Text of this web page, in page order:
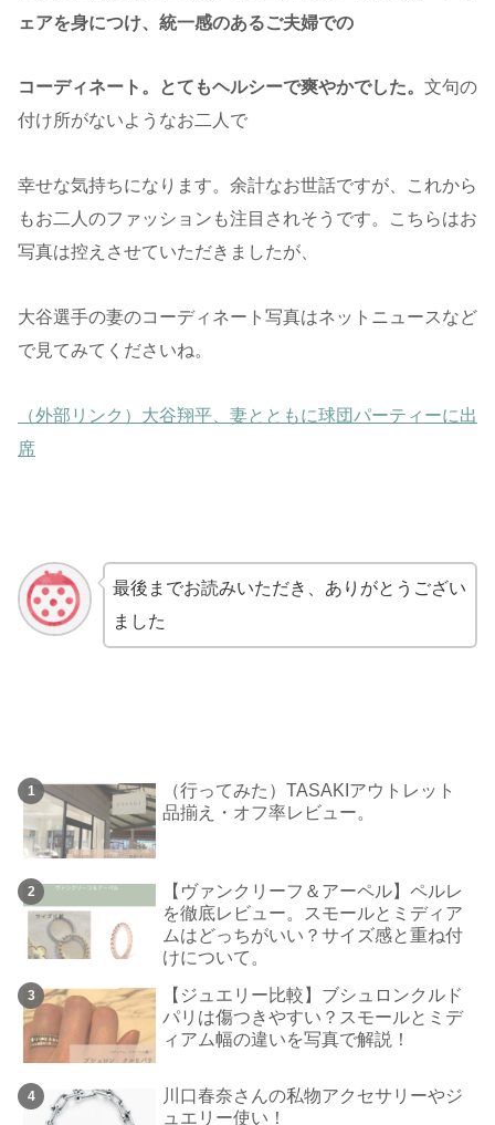
ェアを身につけ、統一感のあるご夫婦での
コーディネート。とてもヘルシーで爽やかでした。 文句の
付け所がないようなお二人で
幸せな気持ちになります。余計なお世話ですが、これから
もお二人のファッションも注目されそうです。こちらはお
写真は控えさせていただきましたが、
大谷選手の妻のコーディネート写真はネットニュースなど
で見てみてくださいね。
（外部リンク）大谷翔平、妻とともに球団パーティーに出
席
最後までお読みいただき、ありがとうござい
ました
（行ってみた）TASAKIアウトレット
品揃え・オフ率レビュー。
【ヴァンクリーフ＆アーペル】ペルレ
を徹底レビュー。スモールとミディア
ムはどっちがいい？サイズ感と重ね付
けについて。
【ジュエリー比較】ブシュロンクルド
パリは傷つきやすい？スモールとミデ
ィアム幅の違いを写真で解説！
川口春奈さんの私物アクセサリーやジ
ュエリー使い！